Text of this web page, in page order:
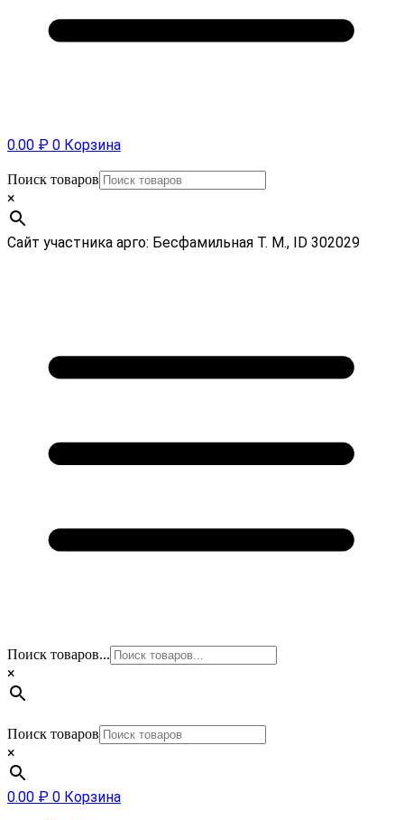
0.00 ₽ 0 Корзина
Поиск товаров
×
Сайт участника арго: Бесфамильная Т. М., ID 302029
Поиск товаров...
×
Поиск товаров
×
0.00 ₽ 0 Корзина